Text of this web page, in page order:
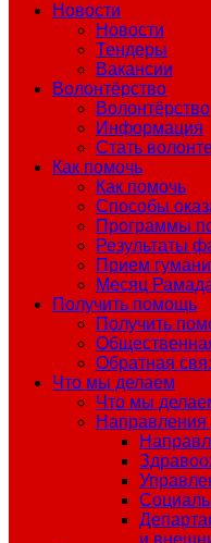
Новости
Новости
Тендеры
Вакансии
Волонтёрство
Волонтёрство
Информация
Стать
Как помочь
Как помочь
Способы
Программы
Результаты
Прием
Месяц
Получить помощь
Получить
Обратная
Что мы делаем
Что мы
Направления
и